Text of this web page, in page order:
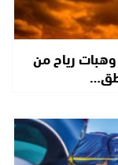
رياح من